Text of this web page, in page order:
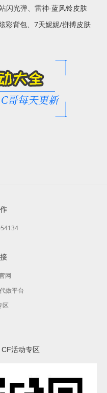
闪光弹、雷神-蓝风铃皮肤
彩背包、7天妮妮/拼搏皮肤
网
做平台
区
活动专区